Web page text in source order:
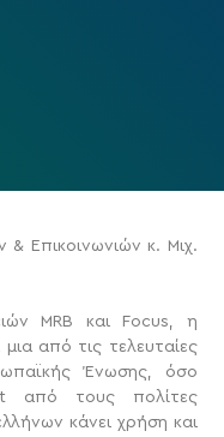
Επικοινωνιών κ. Μιχ.
MRB και Focus, η
από τις τελευταίες
Ένωσης, όσο
από τους πολίτες
κάνει χρήση και